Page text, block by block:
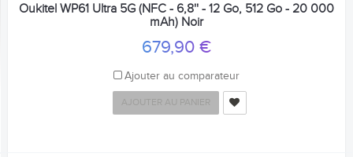
Oukitel WP61 Ultra 5G (NFC - 6,8'' - 12 Go, 512 Go - 20 000
mAh) Noir
679,90 €
Ajouter au comparateur
AJOUTER AU PANIER